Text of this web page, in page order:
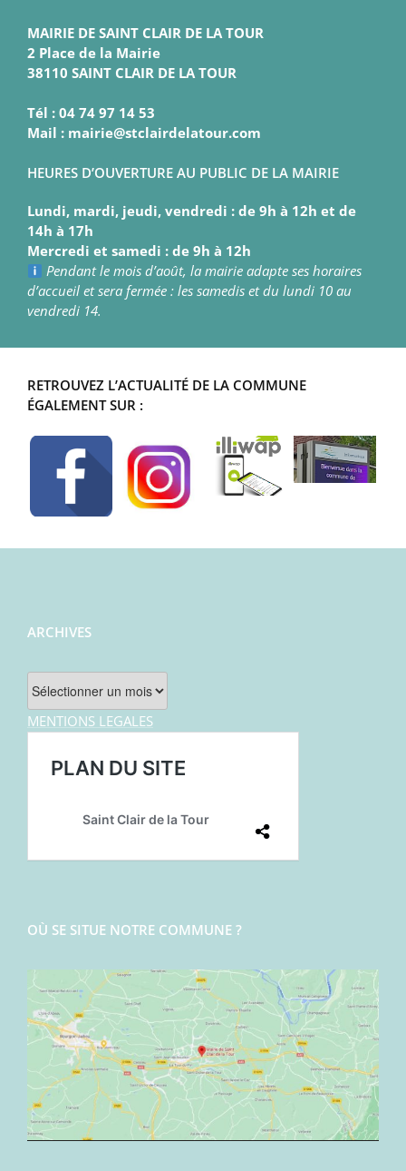
MAIRIE DE SAINT CLAIR DE LA TOUR
2 Place de la Mairie
38110 SAINT CLAIR DE LA TOUR
Tél : 04 74 97 14 53
Mail : mairie@stclairdelatour.com
HEURES D’OUVERTURE AU PUBLIC DE LA MAIRIE
Lundi, mardi, jeudi, vendredi : de 9h à 12h et de
14h à 17h
Mercredi et samedi : de 9h à 12h
Pendant le mois d’août, la mairie adapte ses horaires
d’accueil et sera fermée : les samedis et du lundi 10 au
vendredi 14.
RETROUVEZ L’ACTUALITÉ DE LA COMMUNE
ÉGALEMENT SUR :
ARCHIVES
Archives
MENTIONS LEGALES
OÙ SE SITUE NOTRE COMMUNE ?